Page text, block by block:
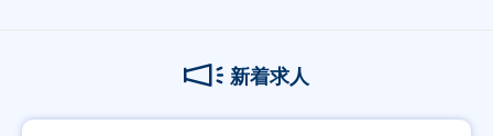
新着求人